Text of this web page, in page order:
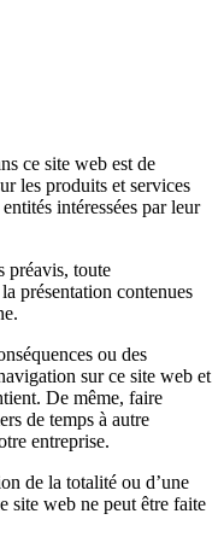
ce site web est de
les produits et services
intéressées par leur
préavis, toute
présentation contenues
ou des
sur ce site web et
De même, faire
de temps à autre
entreprise.
de la totalité ou d’une
site web ne peut être faite